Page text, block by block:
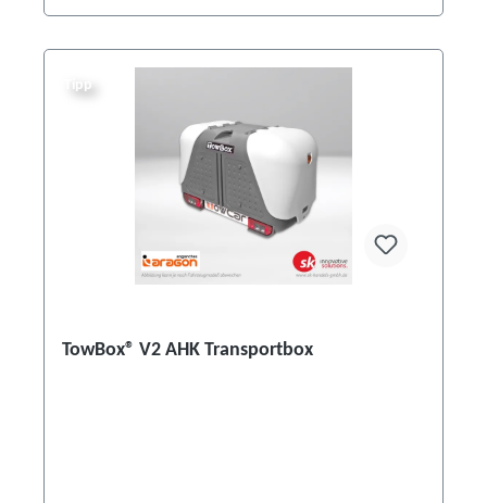
Tipp
TowBox® V2 AHK Transportbox